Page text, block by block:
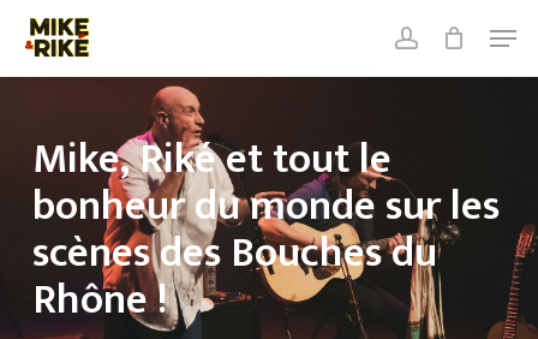
Skip
main
account
Close
Cart
Mike, Riké et tout le
bonheur du monde sur les
scènes des Bouches du
Rhône !
Close